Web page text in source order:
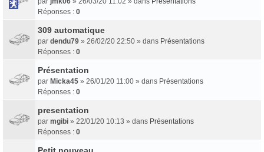
Réponses : 0
309 automatique
par dendu79 » 26/02/20 22:50 » dans Présentations
Réponses : 0
Présentation
par Micka45 » 26/01/20 11:00 » dans Présentations
Réponses : 0
presentation
par mgibi » 22/01/20 10:13 » dans Présentations
Réponses : 0